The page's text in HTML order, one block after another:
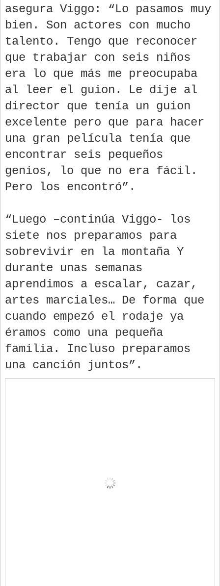
asegura Viggo: “Lo pasamos muy
bien. Son actores con mucho
talento. Tengo que reconocer
que trabajar con seis niños
era lo que más me preocupaba
al leer el guion. Le dije al
director que tenía un guion
excelente pero que para hacer
una gran película tenía que
encontrar seis pequeños
genios, lo que no era fácil.
Pero los encontró”.
“Luego –continúa Viggo- los
siete nos preparamos para
sobrevivir en la montaña Y
durante unas semanas
aprendimos a escalar, cazar,
artes marciales… De forma que
cuando empezó el rodaje ya
éramos como una pequeña
familia. Incluso preparamos
una canción juntos”.